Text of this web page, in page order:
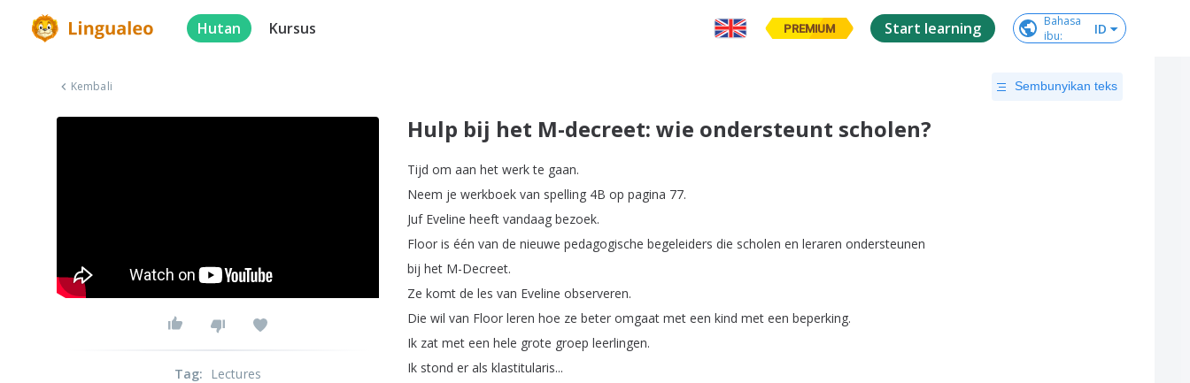
Hutan Kursus PREMIUM Start learning
Bahasa
ibu: ID
Kembali Sembunyikan teks
Hulp bij het M-decreet: wie ondersteunt scholen?
Tijd om aan het werk te gaan.
Neem je werkboek van spelling 4B op pagina 77.
Juf Eveline heeft vandaag bezoek.
Floor is één van de nieuwe pedagogische begeleiders die scholen en leraren ondersteunen
bij het M-Decreet.
Ze komt de les van Eveline observeren.
Die wil van Floor leren hoe ze beter omgaat met een kind met een beperking.
Ik zat met een hele grote groep leerlingen.
Ik stond er als klastitularis...
Tag: Lectures